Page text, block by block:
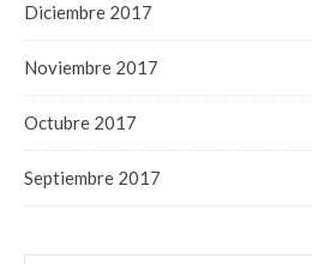
Diciembre 2017
Noviembre 2017
Octubre 2017
Septiembre 2017